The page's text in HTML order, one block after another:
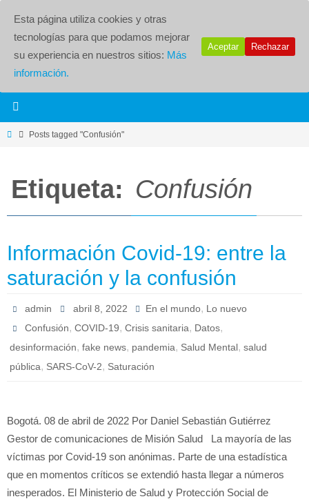
Posts tagged "Confusión"
Etiqueta: Confusión
Información Covid-19: entre la
saturación y la confusión
admin abril 8, 2022 En el mundo, Lo nuevo
Confusión,COVID-19,Crisis sanitaria, Datos,
desinformación, fake news, pandemia, Salud Mental, salud
pública, SARS-CoV-2, Saturación
Bogotá. 08 de abril de 2022 Por Daniel Sebastián Gutiérrez
Gestor de comunicaciones de Misión Salud La mayoría de las
víctimas por Covid-19 son anónimas. Parte de una estadística
que en momentos críticos se extendió hasta llegar a números
inesperados. El Ministerio de Salud y Protección Social de
Esta página utiliza cookies y otras
tecnologías para que podamos mejorar
su experiencia en nuestros sitios: Más
información.
Aceptar Rechazar